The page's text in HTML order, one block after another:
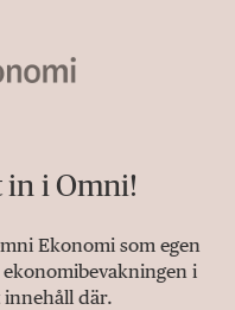
in i Omni!
Ekonomi som egen
i
innehåll där.